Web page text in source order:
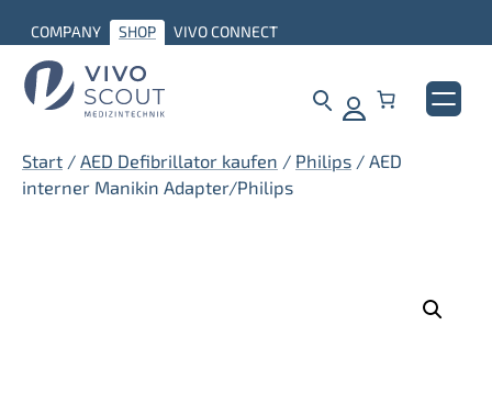
Inhalt
springen
COMPANY SHOP VIVO CONNECT
Start / AED Defibrillator kaufen / Philips / AED
interner Manikin Adapter/Philips